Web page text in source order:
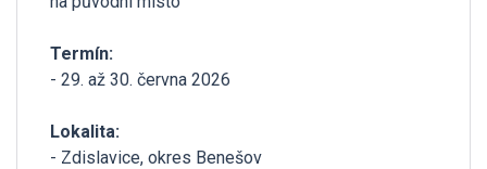
Termín:
- 29. až 30. června 2026
Lokalita:
- Zdislavice, okres Benešov